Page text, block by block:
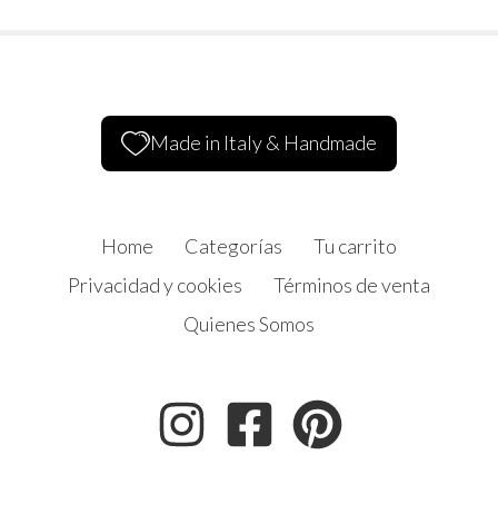
Made in Italy & Handmade
Home Categorías
Tu carrito
Privacidad y cookies
Términos de venta
Quienes Somos